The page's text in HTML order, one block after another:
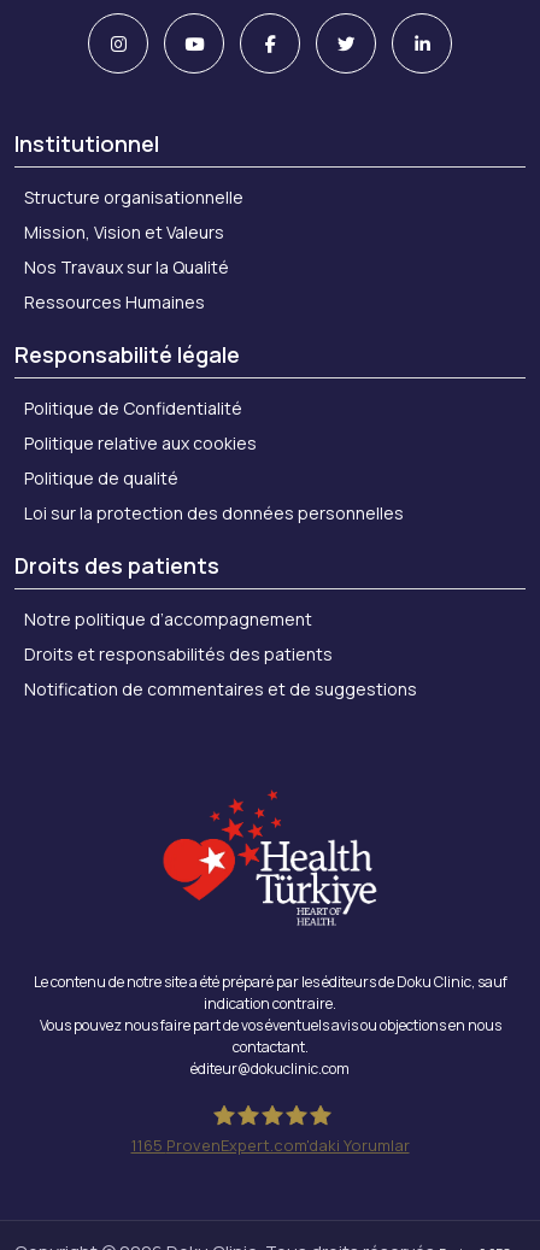
Institutionnel
Structure organisationnelle
Mission, Vision et Valeurs
Nos Travaux sur la Qualité
Ressources Humaines
Responsabilité légale
Politique de Confidentialité
Politique relative aux cookies
Politique de qualité
Loi sur la protection des données personnelles
Droits des patients
Notre politique d’accompagnement
Droits et responsabilités des patients
Notification de commentaires et de suggestions
Le contenu de notre site a été préparé par les éditeurs de Doku Clinic, sauf
indication contraire.
Vous pouvez nous faire part de vos éventuels avis ou objections en nous
contactant.
éditeur@dokuclinic.com
1165 ProvenExpert.com'daki Yorumlar